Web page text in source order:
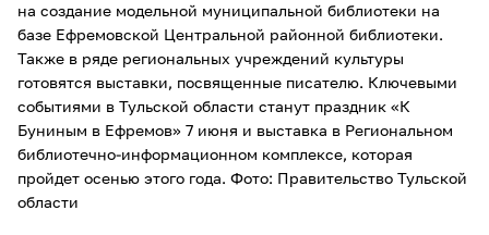
на создание модельной муниципальной библиотеки на
базе Ефремовской Центральной районной библиотеки.
Также в ряде региональных учреждений культуры
готовятся выставки, посвященные писателю. Ключевыми
событиями в Тульской области станут праздник «К
Буниным в Ефремов» 7 июня и выставка в Региональном
библиотечно-информационном комплексе, которая
пройдет осенью этого года. Фото: Правительство Тульской
области